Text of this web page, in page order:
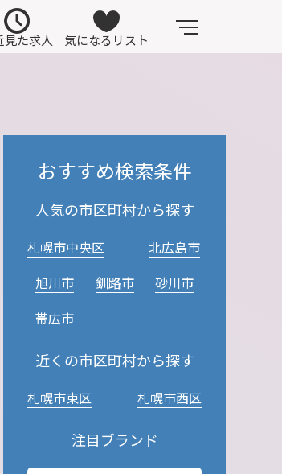
見た求人 気になるリスト
おすすめ検索条件
人気の市区町村から探す
札幌市中央区
北広島市
旭川市
釧路市
砂川市
帯広市
近くの市区町村から探す
札幌市東区 札幌市西区
注目ブランド